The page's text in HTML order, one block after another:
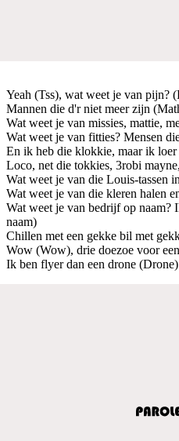
Yeah (Tss), wat weet je van pijn?
Mannen die d'r niet meer zijn
Wat weet je van missies, mattie,
Wat weet je van fitties? Mensen
En ik heb die klokkie, maar ik
Loco, net die tokkies, 3robi
Wat weet je van die Louis-tassen
Wat weet je van die kleren halen
Wat weet je van bedrijf op
naam)
Chillen met een gekke bil met
Wow (Wow), drie doezoe voor
Ik ben flyer dan een drone (Drone)